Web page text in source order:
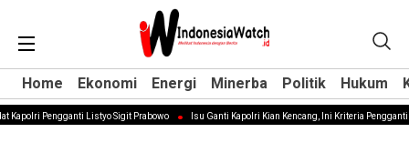
Home Ekonomi Energi Minerba Politik Hukum
Home Ekonomi Energi Minerba Politik Hukum
Kapolri Pengganti Listyo Sigit Prabowo Isu Ganti Kapolri Kian Kencang, Ini Kriteria